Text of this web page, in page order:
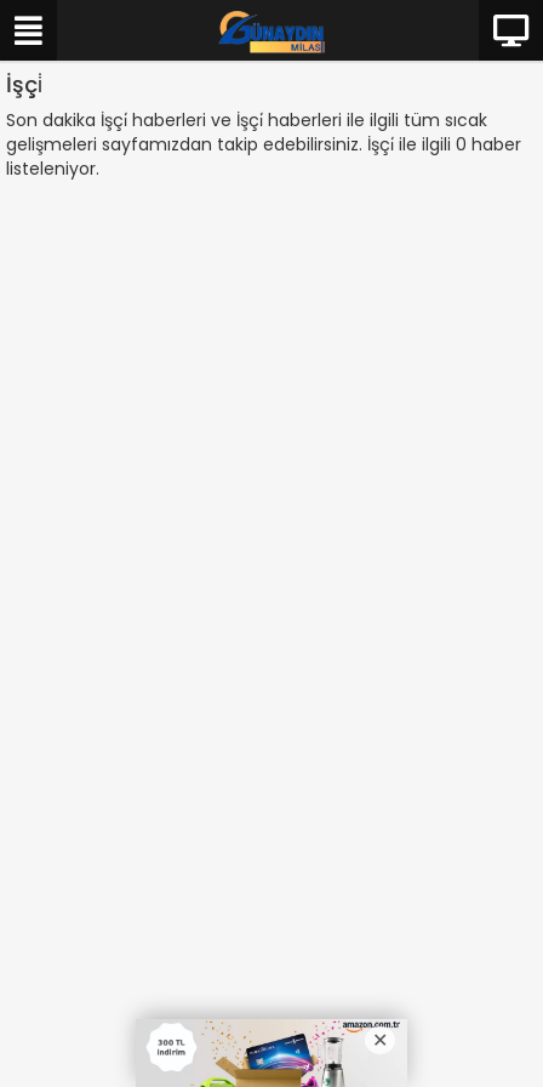
İşçi̇
Son dakika İşçi̇ haberleri ve İşçi̇ haberleri ile ilgili tüm sıcak
gelişmeleri sayfamızdan takip edebilirsiniz. İşçi̇ ile ilgili 0 haber
listeleniyor.